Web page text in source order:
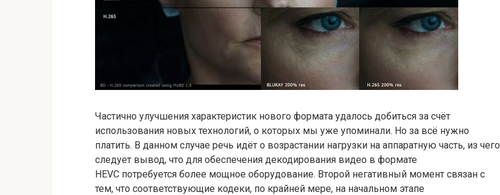
Частично улучшения характеристик нового формата удалось добиться за счёт
использования новых технологий, о которых мы уже упоминали. Но за всё нужно
платить. В данном случае речь идёт о возрастании нагрузки на аппаратную часть, из чего
следует вывод, что для обеспечения декодирования видео в формате
HEVC потребуется более мощное оборудование. Второй негативный момент связан с
тем, что соответствующие кодеки, по крайней мере, на начальном этапе